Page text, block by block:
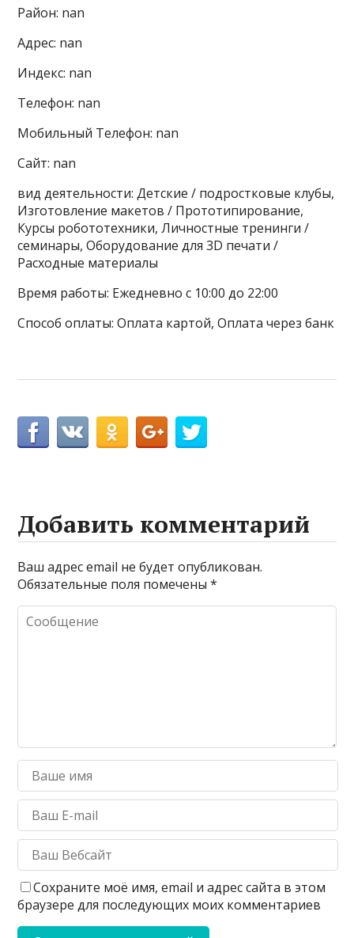
Район: nan
Адрес: nan
Индекс: nan
Телефон: nan
Мобильный Телефон: nan
Сайт: nan
вид деятельности: Детские / подростковые клубы,
Изготовление макетов / Прототипирование,
Курсы робототехники, Личностные тренинги /
семинары, Оборудование для 3D печати /
Расходные материалы
Время работы: Ежедневно с 10:00 до 22:00
Способ оплаты: Оплата картой, Оплата через банк
Добавить комментарий
Ваш адрес email не будет опубликован.
Обязательные поля помечены*
Сохраните моё имя, email и адрес сайта в этом
браузере для последующих моих комментариев